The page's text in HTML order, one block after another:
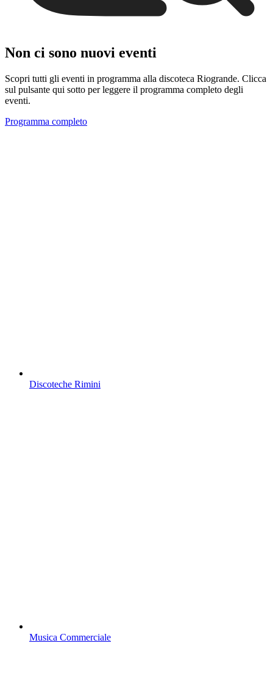
Non ci sono nuovi eventi
Scopri tutti gli eventi in programma alla discoteca Riogrande. Clicca
sul pulsante qui sotto per leggere il programma completo degli
eventi.
Programma completo
Discoteche Rimini
Musica Commerciale